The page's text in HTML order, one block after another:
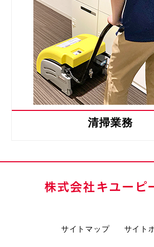
清掃業務
サイトマップ サイト